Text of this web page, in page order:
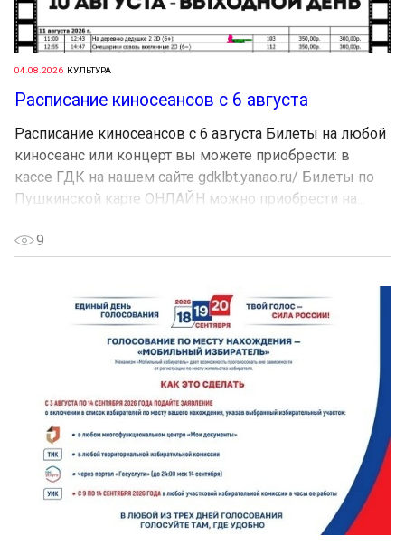
04.08.2026 КУЛЬТУРА
Расписание киносеансов с 6 августа
Расписание киносеансов с 6 августа Билеты на любой
киносеанс или концерт вы можете приобрести: в
кассе ГДК на нашем сайте gdklbt.yanao.ru/ Билеты по
Пушкинской карте ОНЛАЙН можно приобрести на...
9